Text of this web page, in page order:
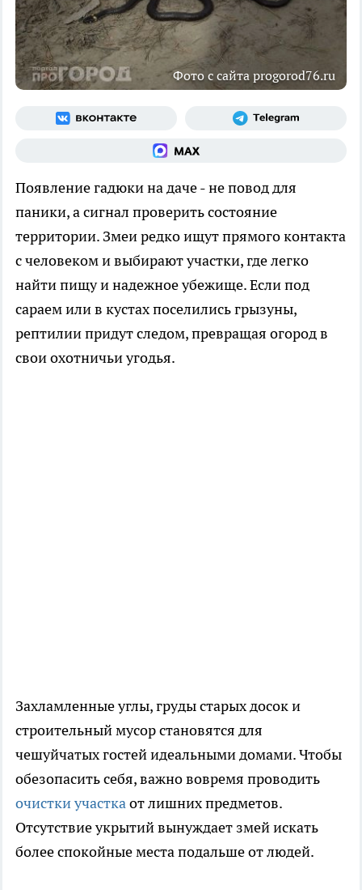
Фото с сайта progorod76.ru
Появление гадюки на даче - не повод для
паники, а сигнал проверить состояние
территории. Змеи редко ищут прямого контакта
с человеком и выбирают участки, где легко
найти пищу и надежное убежище. Если под
сараем или в кустах поселились грызуны,
рептилии придут следом, превращая огород в
свои охотничьи угодья.
Захламленные углы, груды старых досок и
строительный мусор становятся для
чешуйчатых гостей идеальными домами. Чтобы
обезопасить себя, важно вовремя проводить
очистки участкаот лишних предметов.
Отсутствие укрытий вынуждает змей искать
более спокойные места подальше от людей.